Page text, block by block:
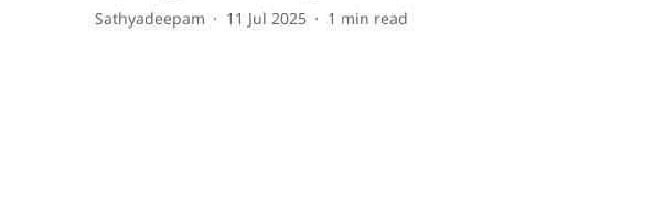
Sathyadeepam 11 Jul 2025 1 min read